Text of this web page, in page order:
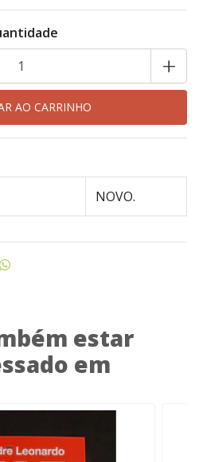
+
NOVO.
estar
em